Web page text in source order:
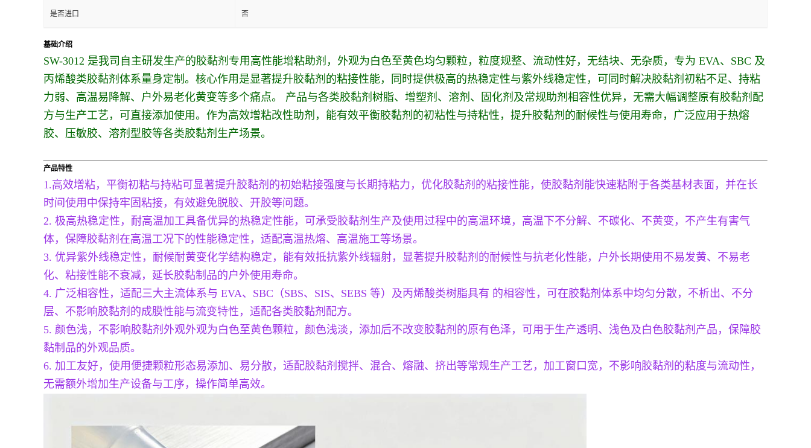
是否进口 否
基础介绍
SW-3012 是我司自主研发生产的胶黏剂专用高性能增粘助剂，外观为白色至黄色均匀颗粒，粒度规整、流动性好，无结块、无杂质，专为 EVA、SBC 及
丙烯酸类胶黏剂体系量身定制。核心作用是显著提升胶黏剂的粘接性能，同时提供极高的热稳定性与紫外线稳定性，可同时解决胶黏剂初粘不足、持粘
力弱、高温易降解、户外易老化黄变等多个痛点。 产品与各类胶黏剂树脂、增塑剂、溶剂、固化剂及常规助剂相容性优异，无需大幅调整原有胶黏剂配
方与生产工艺，可直接添加使用。作为高效增粘改性助剂，能有效平衡胶黏剂的初粘性与持粘性，提升胶黏剂的耐候性与使用寿命，广泛应用于热熔
胶、压敏胶、溶剂型胶等各类胶黏剂生产场景。
产品特性
1.高效增粘，平衡初粘与持粘可显著提升胶黏剂的初始粘接强度与长期持粘力，优化胶黏剂的粘接性能，使胶黏剂能快速粘附于各类基材表面，并在长
时间使用中保持牢固粘接，有效避免脱胶、开胶等问题。
2. 极高热稳定性，耐高温加工具备优异的热稳定性能，可承受胶黏剂生产及使用过程中的高温环境，高温下不分解、不碳化、不黄变，不产生有害气
体，保障胶黏剂在高温工况下的性能稳定性，适配高温热熔、高温施工等场景。
3. 优异紫外线稳定性，耐候耐黄变化学结构稳定，能有效抵抗紫外线辐射，显著提升胶黏剂的耐候性与抗老化性能，户外长期使用不易发黄、不易老
化、粘接性能不衰减，延长胶黏制品的户外使用寿命。
4. 广泛相容性，适配三大主流体系与 EVA、SBC（SBS、SIS、SEBS 等）及丙烯酸类树脂具有 的相容性，可在胶黏剂体系中均匀分散，不析出、不分
层、不影响胶黏剂的成膜性能与流变特性，适配各类胶黏剂配方。
5. 颜色浅，不影响胶黏剂外观外观为白色至黄色颗粒，颜色浅淡，添加后不改变胶黏剂的原有色泽，可用于生产透明、浅色及白色胶黏剂产品，保障胶
黏制品的外观品质。
6. 加工友好，使用便捷颗粒形态易添加、易分散，适配胶黏剂搅拌、混合、熔融、挤出等常规生产工艺，加工窗口宽，不影响胶黏剂的粘度与流动性，
无需额外增加生产设备与工序，操作简单高效。